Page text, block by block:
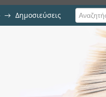
→ Δημοσιεύσεις